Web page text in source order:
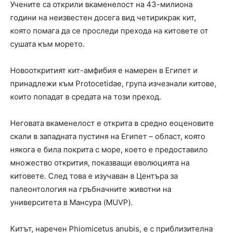
Учените са открили вкаменелост на 43-милиона
години на неизвестен досега вид четирикрак кит,
която помага да се проследи прехода на китовете от
сушата към морето.
Новооткритият кит-амфибия е намерен в Египет и
принадлежи към Protocetidae, група изчезнали китове,
които попадат в средата на този преход.
Неговата вкаменелост е открита в средно еоценовите
скали в западната пустиня на Египет – област, която
някога е била покрита с море, което е предоставило
множество открития, показващи еволюцията на
китовете. След това е изучаван в Центъра за
палеонтология на гръбначните животни на
университета в Мансура (MUVP).
Китът, наречен Phiomicetus anubis, е с приблизителна